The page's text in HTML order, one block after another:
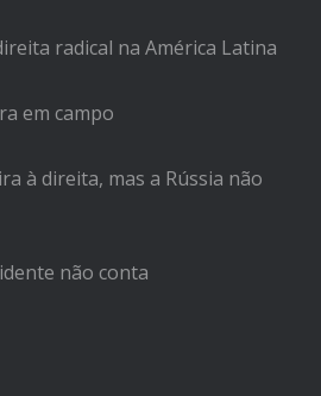
radical na América Latina
em campo
à direita, mas a Rússia não
não conta